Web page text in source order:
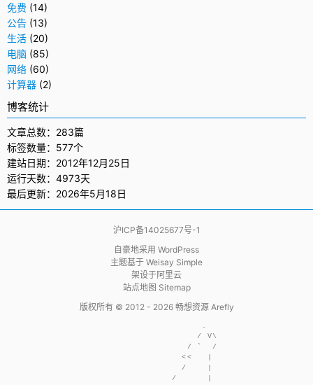
免费 (14)
公告 (13)
生活 (20)
电脑 (85)
网络 (60)
计算器 (2)
博客统计
文章总数：283篇
标签数量：577个
建站日期：2012年12月25日
运行天数：4973天
最后更新：2026年5月18日
沪ICP备14025677号-1
自豪地采用 WordPress
主题基于 Weisay Simple
架设于阿里云
站点地图 Sitemap
版权所有 © 2012 - 2026 畅想资源 Arefly
                     .
                    / V\
                  / `  /
                 <<   |
                 /    |
               /      |